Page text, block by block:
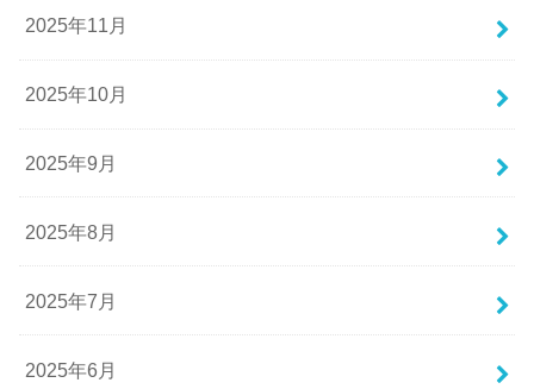
2025年11月
2025年10月
2025年9月
2025年8月
2025年7月
2025年6月